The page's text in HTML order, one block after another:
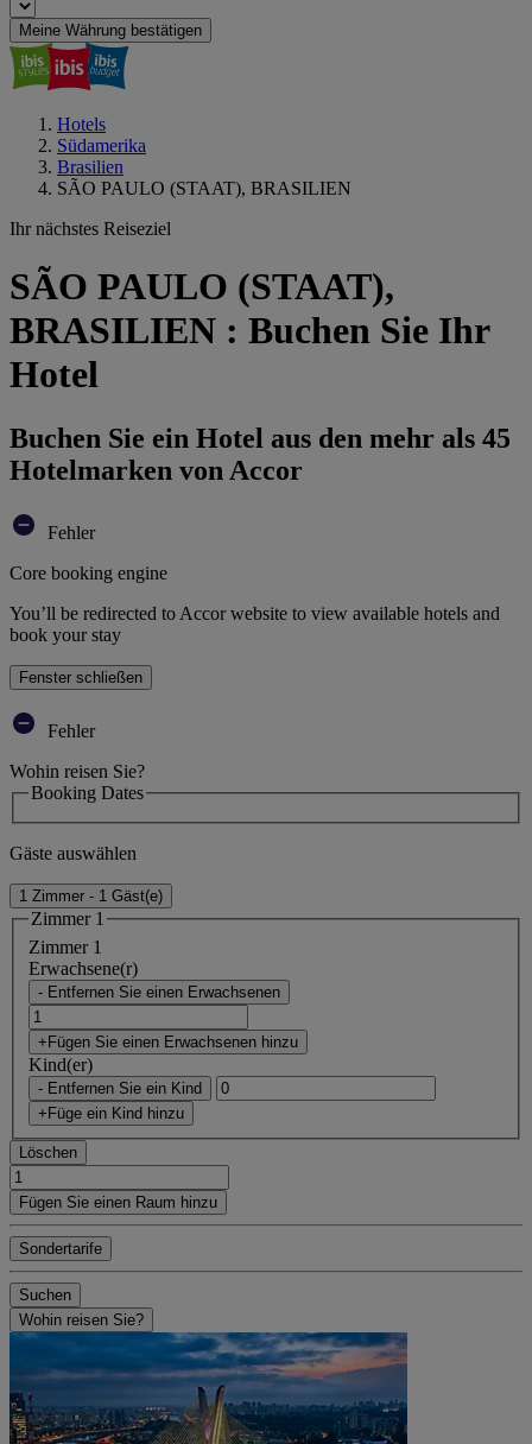
Meine Währung bestätigen
Hotels
Südamerika
Brasilien
SÃO PAULO (STAAT), BRASILIEN
Ihr nächstes Reiseziel
SÃO PAULO (STAAT),
BRASILIEN : Buchen Sie Ihr
Hotel
Buchen Sie ein Hotel aus den mehr als 45
Hotelmarken von Accor
Fehler
Core booking engine
You’ll be redirected to Accor website to view available hotels and
book your stay
Fenster schließen
Fehler
Wohin reisen Sie?
Booking Dates
Gäste auswählen
1 Zimmer - 1 Gäst(e)
Zimmer 1
Zimmer 1
Erwachsene(r)
- Entfernen Sie einen Erwachsenen
+Fügen Sie einen Erwachsenen hinzu
Kind(er)
- Entfernen Sie ein Kind
+Füge ein Kind hinzu
Löschen
Fügen Sie einen Raum hinzu
Sondertarife
Suchen
Wohin reisen Sie?